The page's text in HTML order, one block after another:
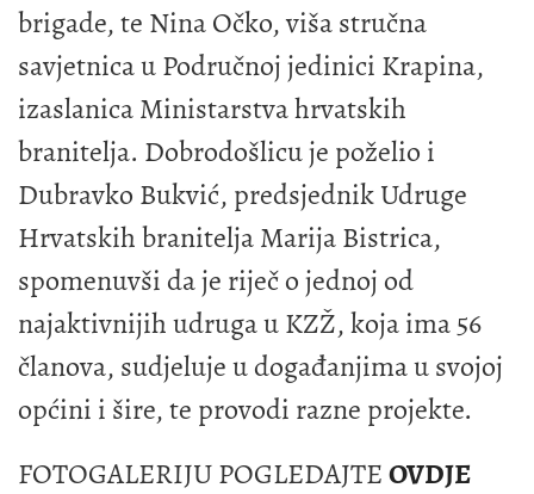
brigade, te Nina Očko, viša stručna
savjetnica u Područnoj jedinici Krapina,
izaslanica Ministarstva hrvatskih
branitelja. Dobrodošlicu je poželio i
Dubravko Bukvić, predsjednik Udruge
Hrvatskih branitelja Marija Bistrica,
spomenuvši da je riječ o jednoj od
najaktivnijih udruga u KZŽ, koja ima 56
članova, sudjeluje u događanjima u svojoj
općini i šire, te provodi razne projekte.
FOTOGALERIJU POGLEDAJTEOVDJE